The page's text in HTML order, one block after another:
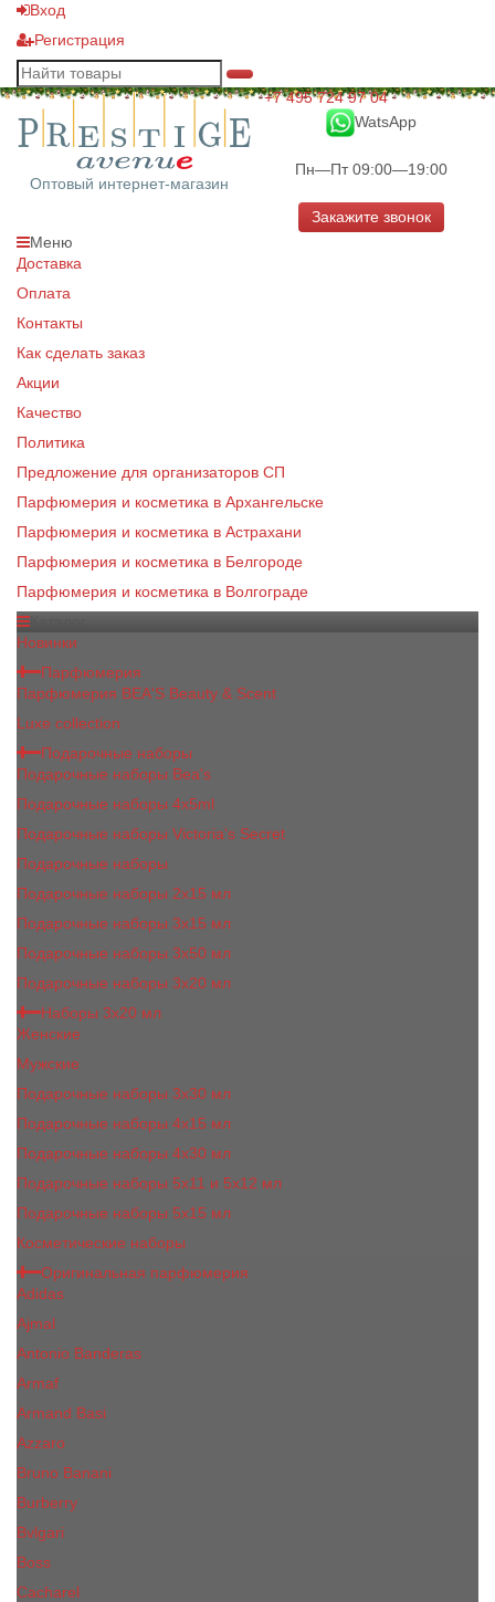
Вход
Регистрация
Оптовый интернет-магазин
+7 495 724 97 04
WatsApp
Пн—Пт 09:00—19:00
Закажите звонок
Меню
Доставка
Оплата
Контакты
Как сделать заказ
Акции
Качество
Политика
Предложение для организаторов СП
Парфюмерия и косметика в Архангельске
Парфюмерия и косметика в Астрахани
Парфюмерия и косметика в Белгороде
Парфюмерия и косметика в Волгограде
Новинки
Парфюмерия
Парфюмерия BEA'S Beauty & Scent
Luxe collection
Подарочные наборы
Подарочные наборы Bea's
Подарочные наборы 4х5ml
Подарочные наборы Victoria's Secret
Подарочные наборы
Подарочные наборы 2x15 мл
Подарочные наборы 3х15 мл
Подарочные наборы 3x50 мл
Подарочные наборы 3x20 мл
Наборы 3х20 мл
Женские
Мужские
Подарочные наборы 3х30 мл
Подарочные наборы 4x15 мл
Подарочные наборы 4x30 мл
Подарочные наборы 5x11 и 5х12 мл
Подарочные наборы 5x15 мл
Косметические наборы
Оригинальная парфюмерия
Adidas
Ajmal
Antonio Banderas
Armaf
Armand Basi
Azzaro
Bruno Banani
Burberry
Bvlgari
Boss
Cacharel